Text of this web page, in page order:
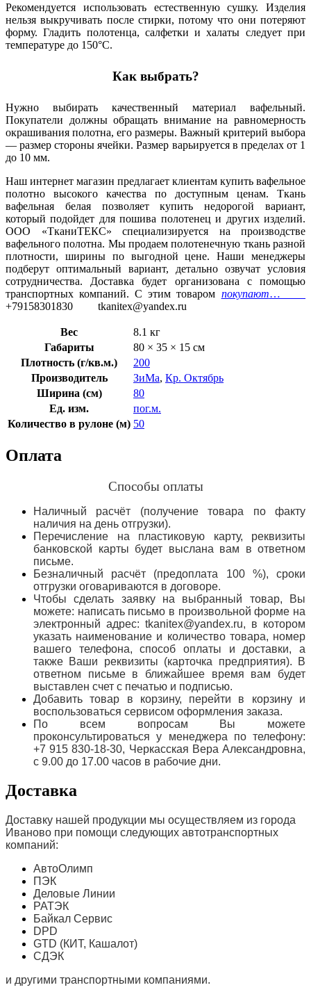
Рекомендуется использовать естественную сушку. Изделия
нельзя выкручивать после стирки, потому что они потеряют
форму. Гладить полотенца, салфетки и халаты следует при
температуре до 150°C.
Как выбрать?
Нужно выбирать качественный материал вафельный.
Покупатели должны обращать внимание на равномерность
окрашивания полотна, его размеры. Важный критерий выбора
— размер стороны ячейки. Размер варьируется в пределах от 1
до 10 мм.
Наш интернет магазин предлагает клиентам купить вафельное
полотно высокого качества по доступным ценам. Ткань
вафельная белая позволяет купить недорогой вариант,
который подойдет для пошива полотенец и других изделий.
ООО «ТканиТЕКС» специализируется на производстве
вафельного полотна. Мы продаем полотенечную ткань разной
плотности, ширины по выгодной цене. Наши менеджеры
подберут оптимальный вариант, детально озвучат условия
сотрудничества. Доставка будет организована с помощью
транспортных компаний. С этим товаром покупают…
+79158301830 tkanitex@yandex.ru
Вес
8.1 кг
Габариты
80 × 35 × 15 см
Плотность (г/кв.м.)
200
Производитель
ЗиМа, Кр. Октябрь
Ширина (см)
80
Ед. изм.
пог.м.
Количество в рулоне (м) 50
Оплата
Способы оплаты
Наличный расчёт (получение товара по факту
наличия на день отгрузки).
Перечисление на пластиковую карту, реквизиты
банковской карты будет выслана вам в ответном
письме.
Безналичный расчёт (предоплата 100 %), сроки
отгрузки оговариваются в договоре.
Чтобы сделать заявку на выбранный товар, Вы
можете: написать письмо в произвольной форме на
электронный адрес: tkanitex@yandex.ru, в котором
указать наименование и количество товара, номер
вашего телефона, способ оплаты и доставки, а
также Ваши реквизиты (карточка предприятия). В
ответном письме в ближайшее время вам будет
выставлен счет с печатью и подписью.
Добавить товар в корзину, перейти в корзину и
воспользоваться сервисом оформления заказа.
По всем вопросам Вы можете
проконсультироваться у менеджера по телефону:
+7 915 830-18-30, Черкасская Вера Александровна,
с 9.00 до 17.00 часов в рабочие дни.
Доставка
Доставку нашей продукции мы осуществляем из города
Иваново при помощи следующих автотранспортных
компаний:
АвтоОлимп
ПЭК
Деловые Линии
РАТЭК
Байкал Сервис
DPD
GTD (КИТ, Кашалот)
СДЭК
и другими транспортными компаниями.